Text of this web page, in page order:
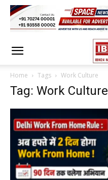
Home Tags Work Culture
Tag: Work Culture